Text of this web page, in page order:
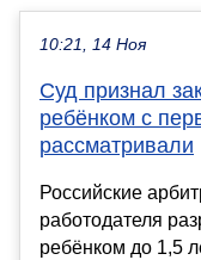
10:21, 14 Ноя
Суд признал
ребёнком с
рассматривали
Российские
работодателя
ребёнком до 1,5